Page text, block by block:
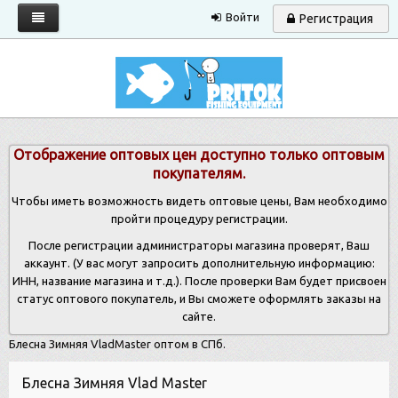
Войти Регистрация
Отображение оптовых цен доступно только оптовым
покупателям.
Чтобы иметь возможность видеть оптовые цены, Вам необходимо
пройти процедуру регистрации.
После регистрации администраторы магазина проверят, Ваш
аккаунт. (У вас могут запросить дополнительную информацию:
ИНН, название магазина и т.д.). После проверки Вам будет присвоен
статус оптового покупатель, и Вы сможете оформлять заказы на
сайте.
Блесна Зимняя VladMaster оптом в СПб.
Блесна Зимняя Vlad Master
Запрос прайса
Условия работы
Новости